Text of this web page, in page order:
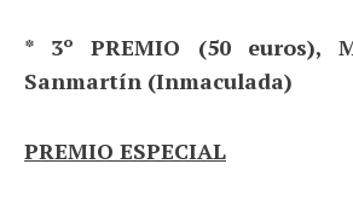
* 3º PREMIO (50 euros),
Sanmartín (Inmaculada)
PREMIO ESPECIAL